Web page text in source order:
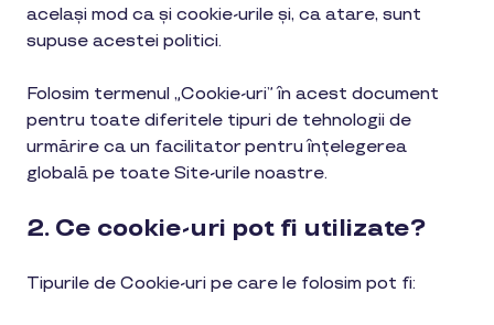
același mod ca și cookie-urile și, ca atare, sunt
supuse acestei politici.
Folosim termenul „Cookie-uri” în acest document
pentru toate diferitele tipuri de tehnologii de
urmărire ca un facilitator pentru înțelegerea
globală pe toate Site-urile noastre.
2. Ce cookie-uri pot fi utilizate?
Tipurile de Cookie-uri pe care le folosim pot fi: